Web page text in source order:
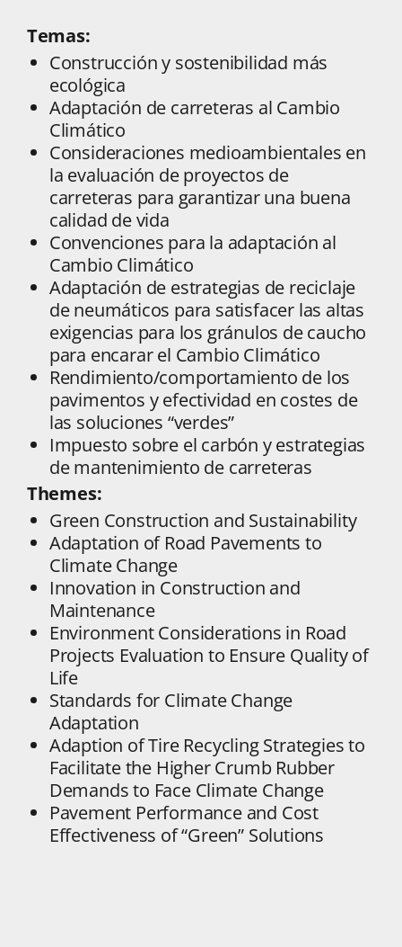
Temas:
Construcción y sostenibilidad más
ecológica
Adaptación de carreteras al Cambio
Climático
Consideraciones medioambientales en
la evaluación de proyectos de
carreteras para garantizar una buena
calidad de vida
Convenciones para la adaptación al
Cambio Climático
Adaptación de estrategias de reciclaje
de neumáticos para satisfacer las altas
exigencias para los gránulos de caucho
para encarar el Cambio Climático
Rendimiento/comportamiento de los
pavimentos y efectividad en costes de
las soluciones “verdes”
Impuesto sobre el carbón y estrategias
de mantenimiento de carreteras
Themes:
Green Construction and Sustainability
Adaptation of Road Pavements to
Climate Change
Innovation in Construction and
Maintenance
Environment Considerations in Road
Projects Evaluation to Ensure Quality of
Life
Standards for Climate Change
Adaptation
Adaption of Tire Recycling Strategies to
Facilitate the Higher Crumb Rubber
Demands to Face Climate Change
Pavement Performance and Cost
Effectiveness of “Green” Solutions